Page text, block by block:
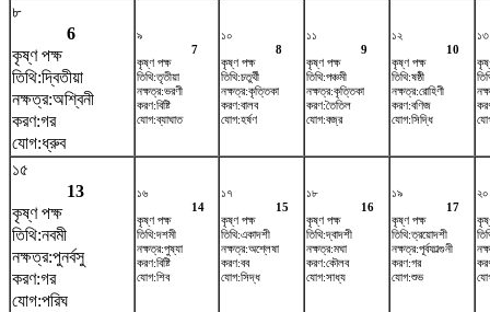
৮
6
কৃষ্ণ পক্ষ
তিথি:দ্বিতীয়া
নক্ষত্র:অশ্বিনী
করণ:গর
যোগ:ধ্রুব
৯
7
কৃষ্ণ পক্ষ
তিথি:তৃতীয়া
নক্ষত্র:ভরণী
করণ:বিষ্টি
যোগ:ব্যাঘাত
১০
8
কৃষ্ণ পক্ষ
তিথি:চতুর্থী
নক্ষত্র:কৃত্তিকা
করণ:বালব
যোগ:হর্ষণ
১১
9
কৃষ্ণ পক্ষ
তিথি:পঞ্চমী
নক্ষত্র:কৃত্তিকা
করণ:তৈতিল
যোগ:বজ্র
১২
10
কৃষ্ণ পক্ষ
তিথি:ষষ্ঠী
নক্ষত্র:রোহিণী
করণ:বণিজ
যোগ:সিদ্ধি
১৩
১৫
13
কৃষ্ণ পক্ষ
তিথি:নবমী
নক্ষত্র:পুনর্বসু
করণ:গর
যোগ:পরিঘ
১৬
14
কৃষ্ণ পক্ষ
তিথি:দশমী
নক্ষত্র:পুষ্যা
করণ:বিষ্টি
যোগ:শিব
১৭
15
কৃষ্ণ পক্ষ
তিথি:একাদশী
নক্ষত্র:অশ্লেষা
করণ:বব
যোগ:সিদ্ধ
১৮
16
কৃষ্ণ পক্ষ
তিথি:দ্বাদশী
নক্ষত্র:মঘা
করণ:কৌলব
যোগ:সাধ্য
১৯
17
কৃষ্ণ পক্ষ
তিথি:ত্রয়োদশী
নক্ষত্র:পূর্বফাল্গুনী
করণ:গর
যোগ:শুভ
২০